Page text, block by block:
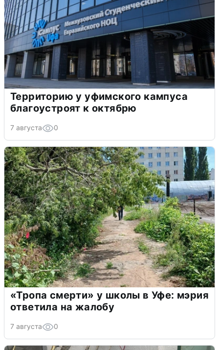
Территорию у уфимского кампуса
благоустроят к октябрю
7 августа 0
«Тропа смерти» у школы в Уфе: мэрия
ответила на жалобу
7 августа 0